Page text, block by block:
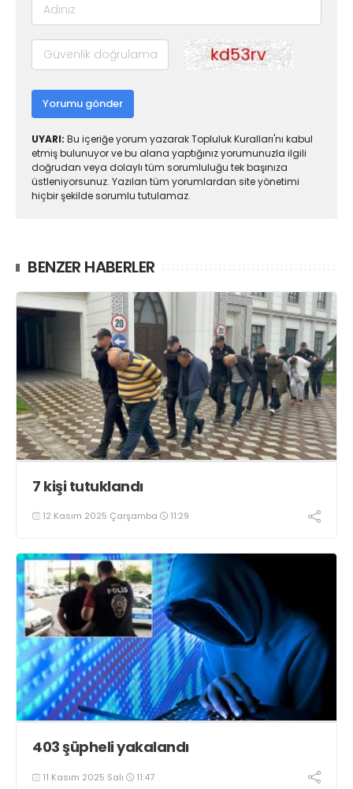
Yorumu gönder
UYARI: Bu içeriğe yorum yazarak Topluluk Kuralları'nı kabul
etmiş bulunuyor ve bu alana yaptığınız yorumunuzla ilgili
doğrudan veya dolaylı tüm sorumluluğu tek başınıza
üstleniyorsunuz. Yazılan tüm yorumlardan site yönetimi
hiçbir şekilde sorumlu tutulamaz.
BENZER HABERLER
7 kişi tutuklandı
12 Kasım 2025 Çarşamba 11:29
403 şüpheli yakalandı
11 Kasım 2025 Salı 11:47